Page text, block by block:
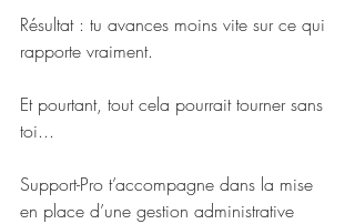
Résultat : tu avances moins vite sur ce qui
rapporte vraiment.
Et pourtant, tout cela pourrait tourner sans
toi...
Support-Pro t’accompagne dans la mise
en place d’une gestion administrative